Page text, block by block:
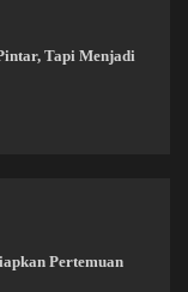
Tapi Menjadi
Pertemuan